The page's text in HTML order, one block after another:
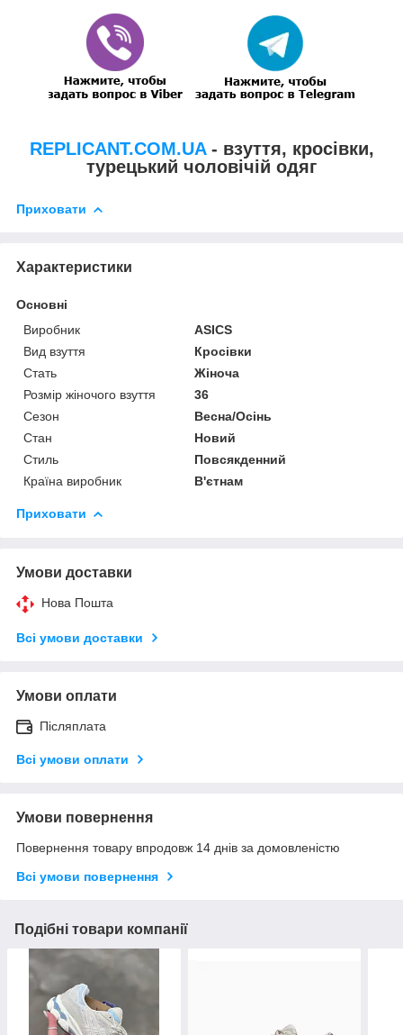
REPLICANT.COM.UA - взуття, кросівки,
турецький чоловічій одяг
Приховати
Характеристики
Основні
Виробник
ASICS
Вид взуття
Кросівки
Стать
Жіноча
Розмір жіночого взуття
36
Сезон
Весна/Осінь
Стан
Новий
Стиль
Повсякденний
Країна виробник
В'єтнам
Приховати
Умови доставки
Нова Пошта
Всі умови доставки
Умови оплати
Післяплата
Всі умови оплати
Умови повернення
Повернення товару впродовж 14 днів за домовленістю
Всі умови повернення
Подібні товари компанії